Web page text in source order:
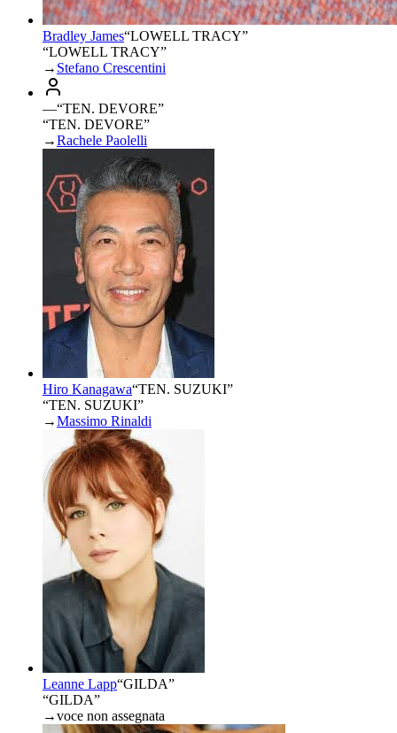
Bradley James“LOWELL TRACY”
“LOWELL TRACY”
→ Stefano Crescentini
—“TEN. DEVORE”
“TEN. DEVORE”
→Rachele Paolelli
Hiro Kanagawa“TEN. SUZUKI”
“TEN. SUZUKI”
→Massimo Rinaldi
Leanne Lapp“GILDA”
“GILDA”
→voce non assegnata